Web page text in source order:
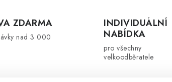
ZDARMA
nad 3 000
INDIVIDUÁLNÍ
NABÍDKA
pro všechny
velkoodběratele